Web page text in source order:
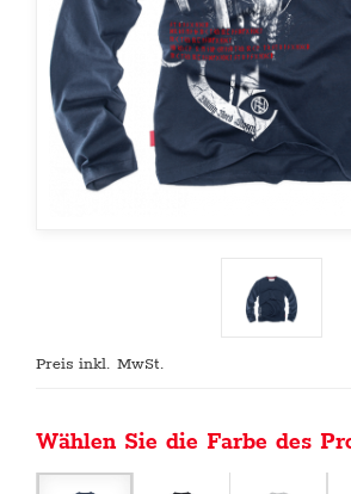
Preis inkl. MwSt.
Wählen Sie die Farbe des